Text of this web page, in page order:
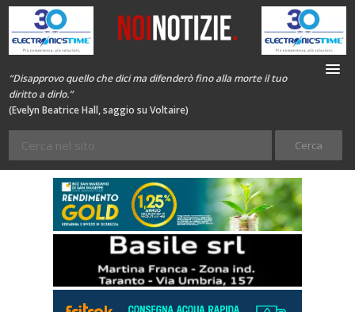
“Disapprovo quello che dici ma difenderò fino alla morte il tuo
diritto a dirlo.”
(Evelyn Beatrice Hall, saggio su Voltaire)